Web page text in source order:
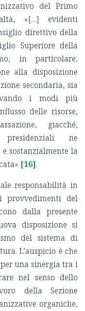
del Primo
«[…] evidenti
direttivo della
Superiore della
in particolare,
alla disposizione
secondaria, sia
i modi più
delle risorse,
giacché,
ne
sostanzialmente la
[16].
responsabilità in
provvedimenti del
dalla presente
disposizione si
del sistema di
L’auspicio è che
una sinergia tra i
nel senso dello
della Sezione
organiche,